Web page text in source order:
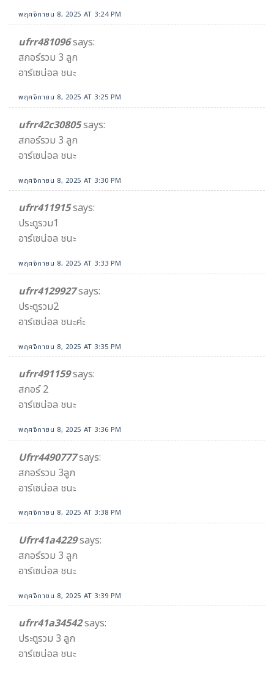
พฤศจิกายน 8, 2025 AT 3:24 PM
ufrr481096says:
สกอร์รวม 3 ลูก
อาร์เซน่อล ชนะ
พฤศจิกายน 8, 2025 AT 3:25 PM
ufrr42c30805says:
สกอร์รวม 3 ลูก
อาร์เซน่อล ชนะ
พฤศจิกายน 8, 2025 AT 3:30 PM
ufrr411915says:
ประตูรวม1
อาร์เซน่อล ชนะ
พฤศจิกายน 8, 2025 AT 3:33 PM
ufrr4129927says:
ประตูรวม2
อาร์เซน่อล ชนะค่ะ
พฤศจิกายน 8, 2025 AT 3:35 PM
ufrr491159says:
สกอร์ 2
อาร์เซน่อล ชนะ
พฤศจิกายน 8, 2025 AT 3:36 PM
Ufrr4490777says:
สกอร์รวม 3ลูก
อาร์เซน่อล ชนะ
พฤศจิกายน 8, 2025 AT 3:38 PM
Ufrr41a4229says:
สกอร์รวม 3 ลูก
อาร์เซน่อล ชนะ
พฤศจิกายน 8, 2025 AT 3:39 PM
ufrr41a34542​says:
ประตูรวม 3 ลูก
อาร์เซน่อล ชนะ